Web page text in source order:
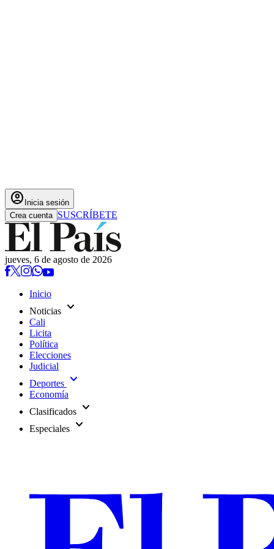
account_circle Inicia sesión
Crea cuenta SUSCRÍBETE
jueves, 6 de agosto de 2026
Inicio
Noticias expand_more
Cali
Licita
Política
Elecciones
Judicial
Deportes expand_more
Economía
Clasificados expand_more
Especiales expand_more